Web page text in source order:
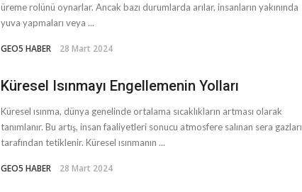
üreme rolünü oynarlar. Ancak bazı durumlarda arılar, insanların yakınında
yuva yapmaları veya ...
GEO5 HABER 28 Mart 2024
Küresel Isınmayı Engellemenin Yolları
Küresel ısınma, dünya genelinde ortalama sıcaklıkların artması olarak
tanımlanır. Bu artış, insan faaliyetleri sonucu atmosfere salınan sera gazları
tarafından tetiklenir. Küresel ısınmanın ...
GEO5 HABER 28 Mart 2024